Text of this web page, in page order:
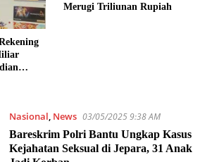
Merugi Triliunan Rupiah
Nasional News 03/05/2025 9:38 AM
Bareskrim Polri Bantu Ungkap Kasus
Kejahatan Seksual di Jepara, 31 Anak